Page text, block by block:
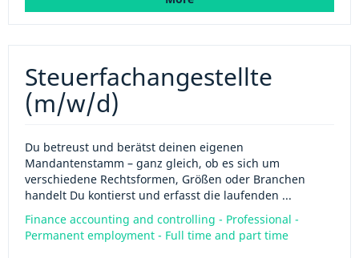
Steuerfachangestellte
(m/w/d)
Du betreust und berätst deinen eigenen
Mandantenstamm – ganz gleich, ob es sich um
verschiedene Rechtsformen, Größen oder Branchen
handelt Du kontierst und erfasst die laufenden ...
Finance accounting and controlling - Professional -
Permanent employment - Full time and part time